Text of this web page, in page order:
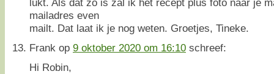
mailadres even
mailt. Dat laat ik je nog weten. Groetjes, Tineke.
Frank op 9 oktober 2020 om 16:10 schreef:
Hi Robin,